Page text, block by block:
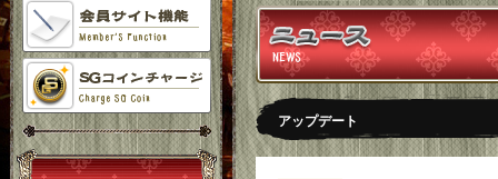
アップデート